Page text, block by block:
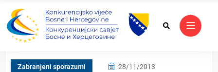
Zabranjeni sporazumi 28/11/2013